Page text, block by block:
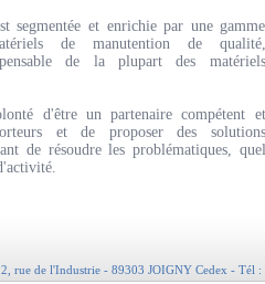
segmentée et enrichie par une gamme
de manutention de qualité,
de la plupart des matériels
d'être un partenaire compétent et
et de proposer des solutions
de résoudre les problématiques, quel
rue de l'Industrie - 89303 JOIGNY Cedex - Tél